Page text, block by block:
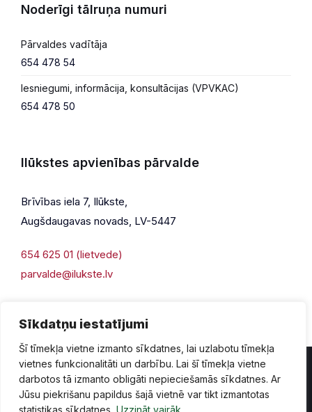
Sīkdatņu iestatījumi
Šī tīmekļa vietne izmanto sīkdatnes, lai uzlabotu tīmekļa
vietnes funkcionalitāti un darbību. Lai šī tīmekļa vietne
darbotos tā izmanto obligāti nepieciešamās sīkdatnes. Ar
Jūsu piekrišanu papildus šajā vietnē var tikt izmantotas
statistikas sīkdatnes. Uzzināt vairāk
Noderīgi tālruņa numuri
Pārvaldes vadītāja
654 478 54
Iesniegumi, informācija, konsultācijas (VPVKAC)
654 478 50
Ilūkstes apvienības pārvalde
Brīvības iela 7, Ilūkste,
Augšdaugavas novads, LV-5447
654 625 01 (lietvede)
parvalde@ilukste.lv
Privātuma politika Piekļūstamība Lapas karte